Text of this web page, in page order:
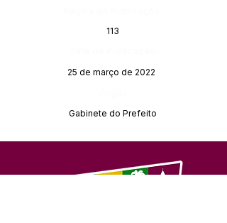
113
25 de março de 2022
Gabinete do Prefeito